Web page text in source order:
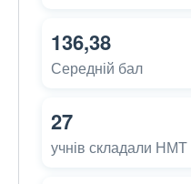
136,38
Середній бал
27
учнів складали НМТ